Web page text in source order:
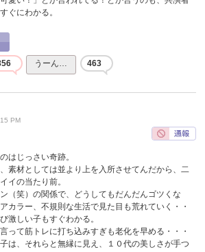
ぐにわかる。
うーん… 463
PM
はじっさい奇跡。
素材としては並より上を入所させてんだから、二
イの当たり前。
（笑）の関係で、どうしてもだんだんゴツくな
カラー、不規則な生活で見た目も荒れていく・・
激しい子もすぐわかる。
って筋トレに打ち込みすぎも老化を早める・・・
は、それらと無縁に見え、１０代の美しさが手つ